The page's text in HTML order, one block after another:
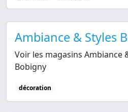
Ambiance & Styles
Voir les magasins Ambiance
Bobigny
décoration